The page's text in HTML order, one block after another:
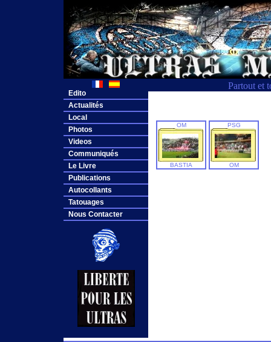
Partout et
Edito
Actualités
Local
Photos
Videos
Communiqués
Le Livre
Publications
Autocollants
Tatouages
Nous Contacter
OM
BASTIA
PSG
OM